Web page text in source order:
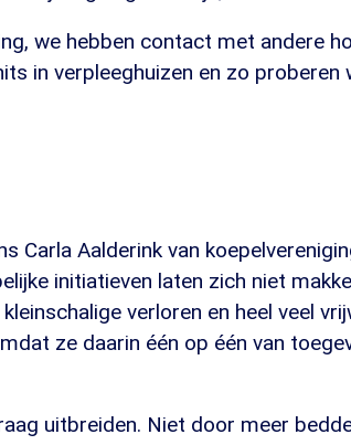
we hebben contact met andere
in verpleeghuizen en zo proberen
Carla Aalderink van
initiatieven laten zich niet
verloren en heel veel
ze daarin één op één van
uitbreiden. Niet door meer